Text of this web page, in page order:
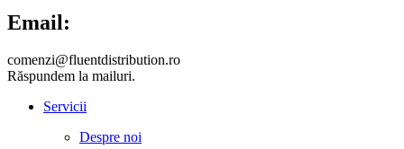
Email:
comenzi@fluentdistribution.ro
Răspundem la mailuri.
Servicii
Despre noi